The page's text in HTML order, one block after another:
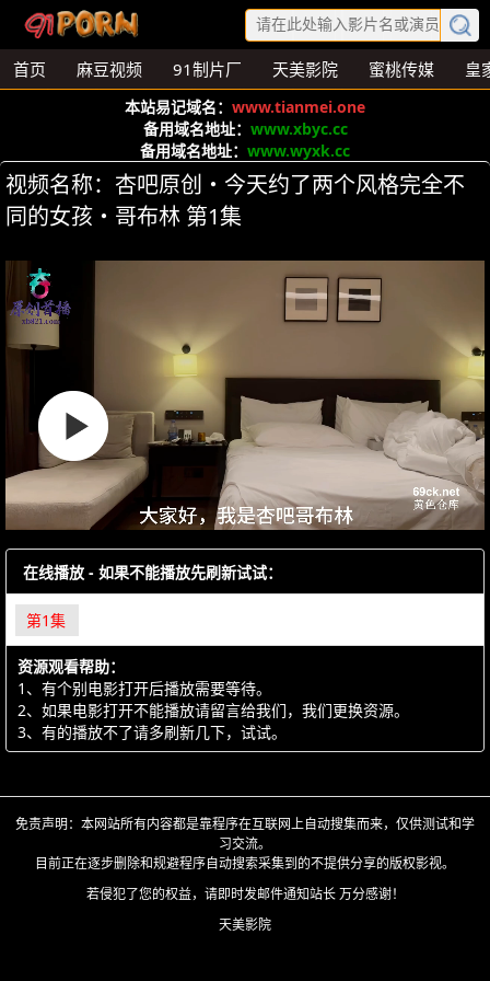
首页 麻豆视频 91制片厂 天美影院 蜜桃传媒 皇
本站易记域名： www.tianmei.one
备用域名地址： www.xbyc.cc
备用域名地址： www.wyxk.cc
视频名称：杏吧原创・今天约了两个风格完全不
同的女孩・哥布林 第1集
在线播放 - 如果不能播放先刷新试试：
第1集
资源观看帮助：
1、有个别电影打开后播放需要等待。
2、如果电影打开不能播放请留言给我们，我们更换资源。
3、有的播放不了请多刷新几下，试试。
免责声明：本网站所有内容都是靠程序在互联网上自动搜集而来，仅供测试和学
习交流。
目前正在逐步删除和规避程序自动搜索采集到的不提供分享的版权影视。
若侵犯了您的权益，请即时发邮件通知站长 万分感谢！
天美影院